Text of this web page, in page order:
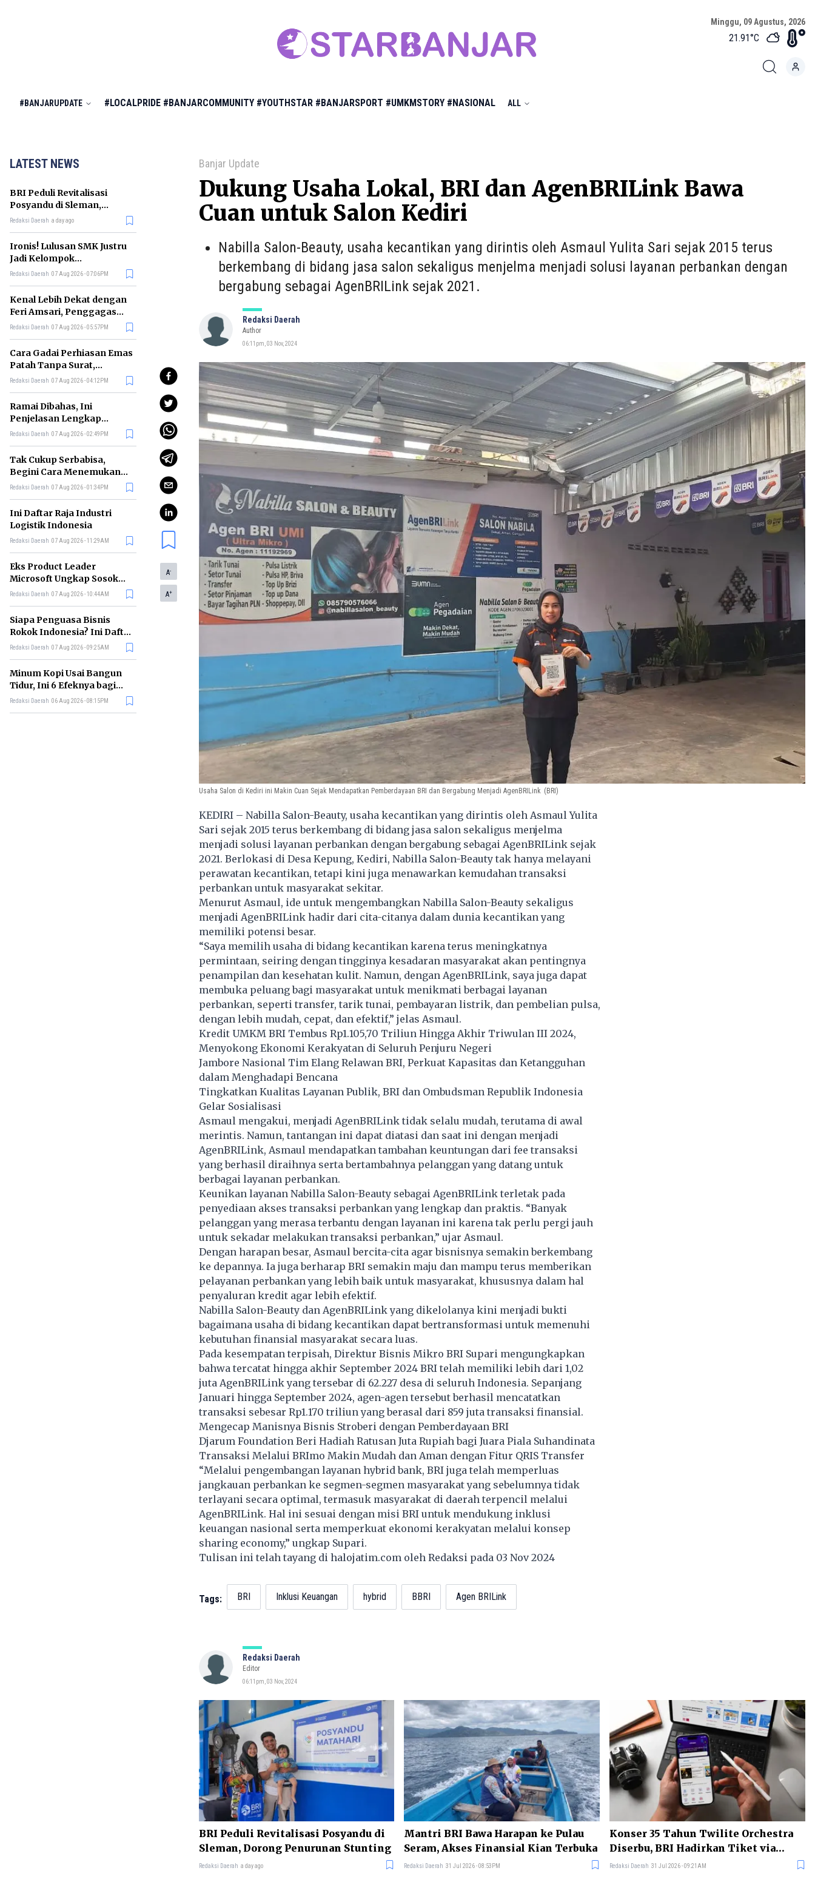
Minggu, 09 Agustus, 2026
21.91°C
#BANJARUPDATE #LOCALPRIDE #BANJARCOMMUNITY #YOUTHSTAR #BANJARSPORT #UMKMSTORY #NASIONAL ALL
LATEST NEWS
BRI Peduli Revitalisasi
Posyandu di Sleman,
Dorong Penurunan
Redaksi Daerah a day ago
Ironis! Lulusan SMK Justru
Jadi Kelompok
Pengangguran Terbanyak
Redaksi Daerah 07 Aug 2026 - 07:06PM
Kenal Lebih Dekat dengan
Feri Amsari, Penggagas
Kabinet Bayangan
Redaksi Daerah 07 Aug 2026 - 05:57PM
Cara Gadai Perhiasan Emas
Patah Tanpa Surat,
Ternyata Tetap Bisa!
Redaksi Daerah 07 Aug 2026 - 04:12PM
Ramai Dibahas, Ini
Penjelasan Lengkap
tentang Konsep Kabinet
Redaksi Daerah 07 Aug 2026 - 02:49PM
Tak Cukup Serbabisa,
Begini Cara Menemukan
'Spike' agar CV Dilirik HR
Redaksi Daerah 07 Aug 2026 - 01:34PM
Ini Daftar Raja Industri
Logistik Indonesia
Redaksi Daerah 07 Aug 2026 - 11:29AM
Eks Product Leader
Microsoft Ungkap Sosok
yang Paling Cocok
Redaksi Daerah 07 Aug 2026 - 10:44AM
Siapa Penguasa Bisnis
Rokok Indonesia? Ini Daftar
Perusahaan Terbesarnya
Redaksi Daerah 07 Aug 2026 - 09:25AM
Minum Kopi Usai Bangun
Tidur, Ini 6 Efeknya bagi
Kesehatan Tubuh
Redaksi Daerah 06 Aug 2026 - 08:15PM
Banjar Update
Dukung Usaha Lokal, BRI dan AgenBRILink Bawa
Cuan untuk Salon Kediri
Nabilla Salon-Beauty, usaha kecantikan yang dirintis oleh Asmaul Yulita Sari sejak 2015 terus
berkembang di bidang jasa salon sekaligus menjelma menjadi solusi layanan perbankan dengan
bergabung sebagai AgenBRILink sejak 2021.
Redaksi Daerah
Author
06:11pm, 03 Nov, 2024
A-
A+
Usaha Salon di Kediri ini Makin Cuan Sejak Mendapatkan Pemberdayaan BRI dan Bergabung Menjadi AgenBRILink (BRI)
KEDIRI – Nabilla Salon-Beauty, usaha kecantikan yang dirintis oleh Asmaul Yulita
Sari sejak 2015 terus berkembang di bidang jasa salon sekaligus menjelma
menjadi solusi layanan perbankan dengan bergabung sebagai AgenBRILink sejak
2021. Berlokasi di Desa Kepung, Kediri, Nabilla Salon-Beauty tak hanya melayani
perawatan kecantikan, tetapi kini juga menawarkan kemudahan transaksi
perbankan untuk masyarakat sekitar.
Menurut Asmaul, ide untuk mengembangkan Nabilla Salon-Beauty sekaligus
menjadi AgenBRILink hadir dari cita-citanya dalam dunia kecantikan yang
memiliki potensi besar.
“Saya memilih usaha di bidang kecantikan karena terus meningkatnya
permintaan, seiring dengan tingginya kesadaran masyarakat akan pentingnya
penampilan dan kesehatan kulit. Namun, dengan AgenBRILink, saya juga dapat
membuka peluang bagi masyarakat untuk menikmati berbagai layanan
perbankan, seperti transfer, tarik tunai, pembayaran listrik, dan pembelian pulsa,
dengan lebih mudah, cepat, dan efektif,” jelas Asmaul.
Kredit UMKM BRI Tembus Rp1.105,70 Triliun Hingga Akhir Triwulan III 2024,
Menyokong Ekonomi Kerakyatan di Seluruh Penjuru Negeri
Jambore Nasional Tim Elang Relawan BRI, Perkuat Kapasitas dan Ketangguhan
dalam Menghadapi Bencana
Tingkatkan Kualitas Layanan Publik, BRI dan Ombudsman Republik Indonesia
Gelar Sosialisasi
Asmaul mengakui, menjadi AgenBRILink tidak selalu mudah, terutama di awal
merintis. Namun, tantangan ini dapat diatasi dan saat ini dengan menjadi
AgenBRILink, Asmaul mendapatkan tambahan keuntungan dari fee transaksi
yang berhasil diraihnya serta bertambahnya pelanggan yang datang untuk
berbagai layanan perbankan.
Keunikan layanan Nabilla Salon-Beauty sebagai AgenBRILink terletak pada
penyediaan akses transaksi perbankan yang lengkap dan praktis. “Banyak
pelanggan yang merasa terbantu dengan layanan ini karena tak perlu pergi jauh
untuk sekadar melakukan transaksi perbankan,” ujar Asmaul.
Dengan harapan besar, Asmaul bercita-cita agar bisnisnya semakin berkembang
ke depannya. Ia juga berharap BRI semakin maju dan mampu terus memberikan
pelayanan perbankan yang lebih baik untuk masyarakat, khususnya dalam hal
penyaluran kredit agar lebih efektif.
Nabilla Salon-Beauty dan AgenBRILink yang dikelolanya kini menjadi bukti
bagaimana usaha di bidang kecantikan dapat bertransformasi untuk memenuhi
kebutuhan finansial masyarakat secara luas.
Pada kesempatan terpisah, Direktur Bisnis Mikro BRI Supari mengungkapkan
bahwa tercatat hingga akhir September 2024 BRI telah memiliki lebih dari 1,02
juta AgenBRILink yang tersebar di 62.227 desa di seluruh Indonesia. Sepanjang
Januari hingga September 2024, agen-agen tersebut berhasil mencatatkan
transaksi sebesar Rp1.170 triliun yang berasal dari 859 juta transaksi finansial.
Mengecap Manisnya Bisnis Stroberi dengan Pemberdayaan BRI
Djarum Foundation Beri Hadiah Ratusan Juta Rupiah bagi Juara Piala Suhandinata
Transaksi Melalui BRImo Makin Mudah dan Aman dengan Fitur QRIS Transfer
“Melalui pengembangan layanan hybrid bank, BRI juga telah memperluas
jangkauan perbankan ke segmen-segmen masyarakat yang sebelumnya tidak
terlayani secara optimal, termasuk masyarakat di daerah terpencil melalui
AgenBRILink. Hal ini sesuai dengan misi BRI untuk mendukung inklusi
keuangan nasional serta memperkuat ekonomi kerakyatan melalui konsep
sharing economy,” ungkap Supari.
Tulisan ini telah tayang di halojatim.comoleh Redaksi pada 03 Nov 2024
Tags: BRI Inklusi Keuangan hybrid BBRI Agen BRILink
Redaksi Daerah
Editor
06:11pm, 03 Nov, 2024
BRI Peduli Revitalisasi Posyandu di
Sleman, Dorong Penurunan Stunting
Redaksi Daerah a day ago
Mantri BRI Bawa Harapan ke Pulau
Seram, Akses Finansial Kian Terbuka
Redaksi Daerah 31 Jul 2026 - 08:53PM
Konser 35 Tahun Twilite Orchestra
Diserbu, BRI Hadirkan Tiket via
BRImo
Redaksi Daerah 31 Jul 2026 - 09:21AM